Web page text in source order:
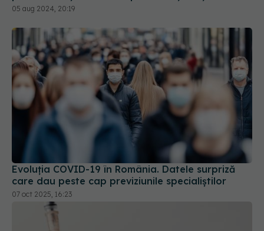
05 aug 2024, 20:19
Evoluția COVID-19 în România. Datele surpriză
care dau peste cap previziunile specialiștilor
07 oct 2025, 16:23